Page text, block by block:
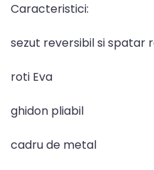
Caracteristici:
sezut reversibil si spatar
roti Eva
ghidon pliabil
cadru de metal